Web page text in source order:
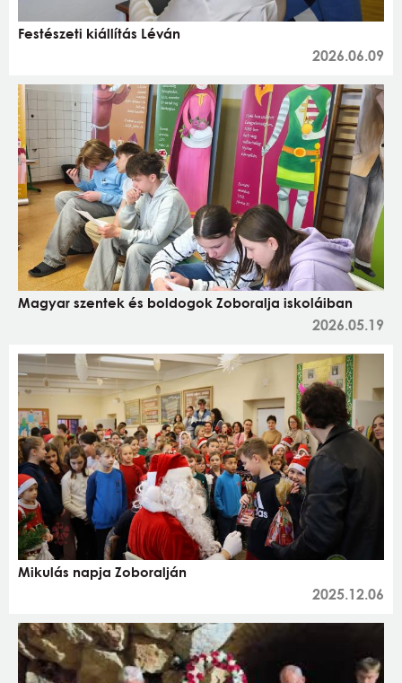
Festészeti kiállítás Léván
2026.06.09
Magyar szentek és boldogok Zoboralja iskoláiban
2026.05.19
Mikulás napja Zoboralján
2025.12.06